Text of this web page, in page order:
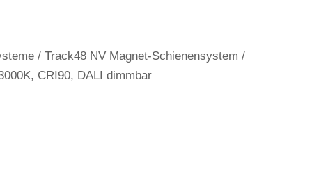
/ Track48 NV Magnet-Schienensystem /
CRI90, DALI dimmbar